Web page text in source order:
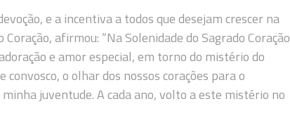
e a incentiva a todos que desejam crescer na
afirmou: “Na Solenidade do Sagrado Coração
e amor especial, em torno do mistério do
o olhar dos nossos corações para o
juventude. A cada ano, volto a este mistério no